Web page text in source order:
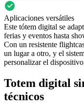
Aplicaciones versátiles
Este tótem digital se
ferias y eventos hasta
Con un resistente
un lugar a otro, y el
personalizar el
Totem digital
técnicos